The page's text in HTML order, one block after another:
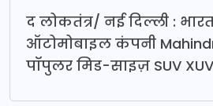
द लोकतंत्र/ नई दिल्ली :
ऑटोमोबाइल कंपनी
पॉपुलर मिड-साइज़ SUV